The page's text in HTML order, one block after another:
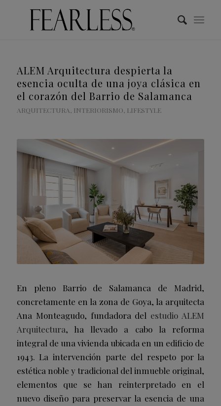
ALEM Arquitectura despierta la
esencia oculta de una joya clásica en
el corazón del Barrio de Salamanca
ARQUITECTURA, INTERIORISMO, LIFESTYLE
En pleno Barrio de Salamanca de Madrid,
concretamente en la zona de Goya, la arquitecta
Ana Monteagudo, fundadora del estudio ALEM
Arquitectura, ha llevado a cabo la reforma
integral de una vivienda ubicada en un edificio de
1943. La intervención parte del respeto por la
estética noble y tradicional del inmueble original,
elementos que se han reinterpretado en el
nuevo diseño para preservar la esencia de una